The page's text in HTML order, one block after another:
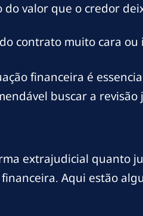
valor que o credor
contrato muito cara ou
financeira é
buscar a
extrajudicial quanto
Aqui estão